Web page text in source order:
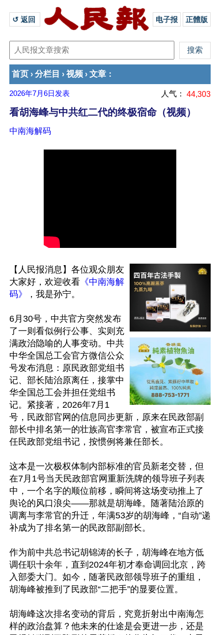
↺ 返回 电子报 正體版
首页 › 分栏目 › 视频 › 文章 ：
2026年7月6日 发表 人气： 44,303
看胡海峰与中共红二代的终极宿命（视频）
中南海解码
【人民报消息】各位观众朋友
大家好，欢迎收看 《中南海解
码》
，我是孙宁。
6月30号，中共官方突然发布
了一则看似例行公事、实则充
满政治隐喻的人事变动。中共
中华全国总工会官方微信公众
号发布消息：原民政部党组书
记、部长陆治原离任，接掌中
华全国总工会并担任党组书
记。紧接著，2026年7月1
号，民政部官网的信息同步更新，原来在民政部副
部长中排名第一的壮族高官李常官，被宣布正式接
任民政部党组书记，按惯例将兼任部长。
这本是一次极权体制内部标准的官员新老交替，但
在7月1号当天民政部官网重新洗牌的领导班子列表
中，一个名字的顺位前移，瞬间将这场变动推上了
舆论的风口浪尖——那就是胡海峰。随著陆治原的
调离与李常官的升迁，年满53岁的胡海峰，“自动”递
补成为了排名第一的民政部副部长。
作为前中共总书记胡锦涛的长子，胡海峰在地方低
调任职十余年，直到2024年初才奉命调回北京，跨
入部委大门。如今，随著民政部领导班子的重组，
胡海峰被推到了民政部“二把手”的显要位置。
胡海峰这次排名变动的背后，究竟折射出中南海怎
样的政治盘算？他未来的仕途是会更进一步，还是